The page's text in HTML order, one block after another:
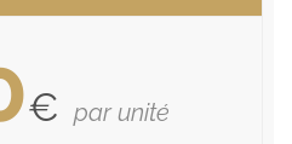
€ par unité